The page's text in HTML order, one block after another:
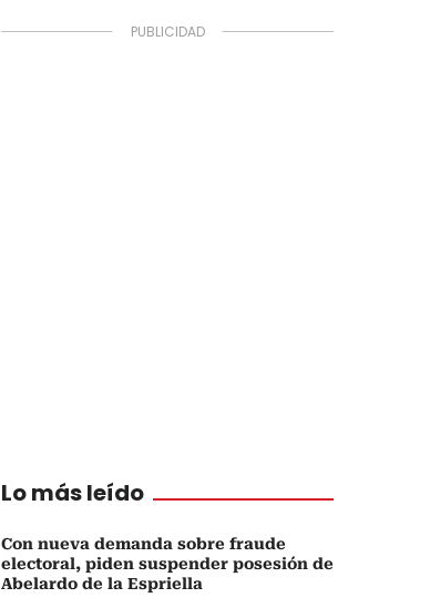
Lo más leído
Con nueva demanda sobre fraude
electoral, piden suspender posesión de
Abelardo de la Espriella